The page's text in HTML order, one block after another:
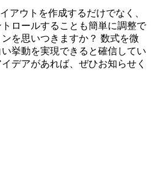
アウトを作成するだけでなく、
ロールすることも簡単に調整で
を思いつきますか？ 数式を微
挙動を実現できると確信してい
デアがあれば、ぜひお知らせく